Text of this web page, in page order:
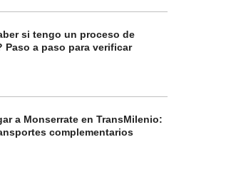
si tengo un proceso de
Paso a paso para verificar
a Monserrate en TransMilenio:
complementarios